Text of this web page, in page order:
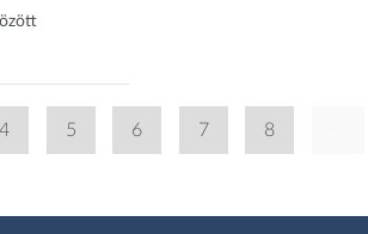
4 5 6 7 8